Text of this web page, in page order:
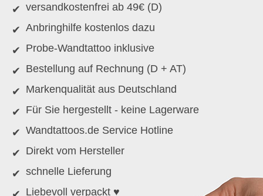
versandkostenfrei ab 49€ (D)
Anbringhilfe kostenlos dazu
Probe-Wandtattoo inklusive
Bestellung auf Rechnung (D + AT)
Markenqualität aus Deutschland
Für Sie hergestellt - keine Lagerware
Wandtattoos.de Service Hotline
Direkt vom Hersteller
schnelle Lieferung
Liebevoll verpackt ♥